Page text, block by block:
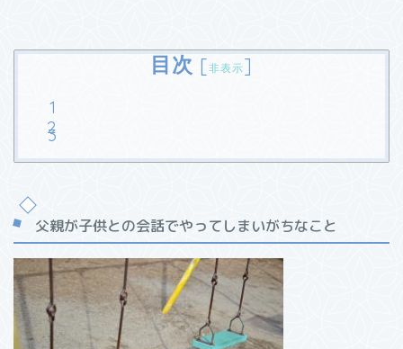
目次 [非表示]
父親が子供との会話でやってしまいがちなこと